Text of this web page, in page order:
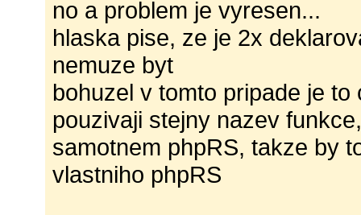
no a problem je vyresen...
hlaska pise, ze je 2x
nemuze byt
bohuzel v tomto pripade je
pouzivaji stejny nazev
samotnem phpRS, takze by
vlastniho phpRS